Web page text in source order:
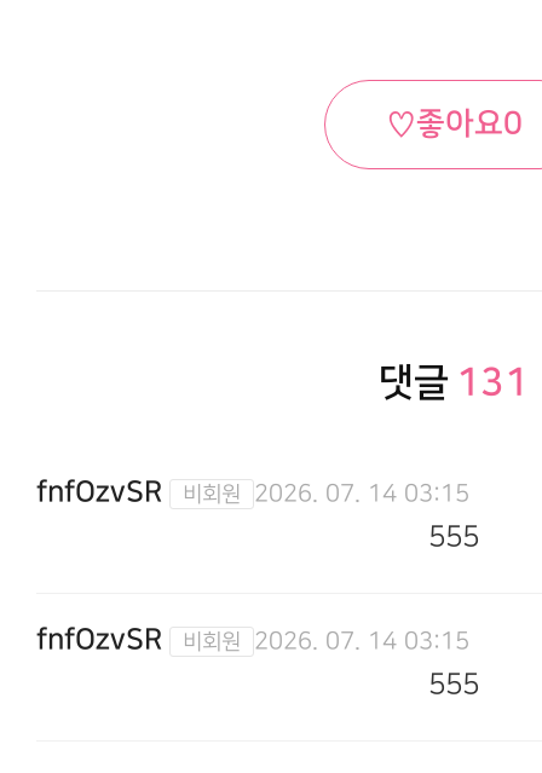
♡좋아요0
댓글 131
fnfOzvSR 2026. 07. 14 03:15
555
fnfOzvSR 2026. 07. 14 03:15
555